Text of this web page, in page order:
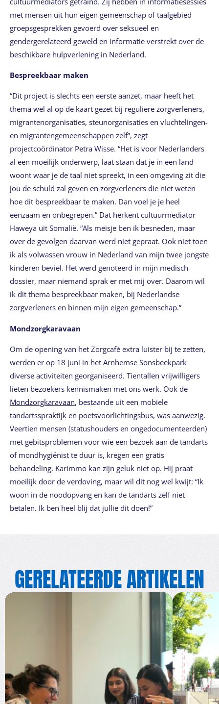
met mensen uit hun eigen gemeenschap of taalgebied
groepsgesprekken gevoerd over seksueel en
gendergerelateerd geweld en informatie verstrekt over de
beschikbare hulpverlening in Nederland.
Bespreekbaar maken
“Dit project is slechts een eerste aanzet, maar heeft het
thema wel al op de kaart gezet bij reguliere zorgverleners,
migrantenorganisaties, steunorganisaties en vluchtelingen-
en migrantengemeenschappen zelf”, zegt
projectcoördinator Petra Wisse. “Het is voor Nederlanders
al een moeilijk onderwerp, laat staan dat je in een land
woont waar je de taal niet spreekt, in een omgeving zit die
jou de schuld zal geven en zorgverleners die niet weten
hoe dit bespreekbaar te maken. Dan voel je je heel
eenzaam en onbegrepen.” Dat herkent cultuurmediator
Haweya uit Somalië. “Als meisje ben ik besneden, maar
over de gevolgen daarvan werd niet gepraat. Ook niet toen
ik als volwassen vrouw in Nederland van mijn twee jongste
kinderen beviel. Het werd genoteerd in mijn medisch
dossier, maar niemand sprak er met mij over. Daarom wil
ik dit thema bespreekbaar maken, bij Nederlandse
zorgverleners en binnen mijn eigen gemeenschap.”
Mondzorgkaravaan
Om de opening van het Zorgcafé extra luister bij te zetten,
werden er op 18 juni in het Arnhemse Sonsbeekpark
diverse activiteiten georganiseerd. Tientallen vrijwilligers
lieten bezoekers kennismaken met ons werk. Ook de
Mondzorgkaravaan, bestaande uit een mobiele
tandartsspraktijk en poetsvoorlichtingsbus, was aanwezig.
Veertien mensen (statushouders en ongedocumenteerden)
met gebitsproblemen voor wie een bezoek aan de tandarts
of mondhygiënist te duur is, kregen een gratis
behandeling. Karimmo kan zijn geluk niet op. Hij praat
moeilijk door de verdoving, maar wil dit nog wel kwijt: “Ik
woon in de noodopvang en kan de tandarts zelf niet
betalen. Ik ben heel blij dat jullie dit doen!”
GERELATEERDE ARTIKELEN